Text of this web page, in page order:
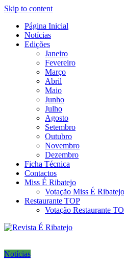
Skip to content
É Ribatejo –
Online
Revista Social Online
Página Inicial
Notícias
Edições
Janeiro
Fevereiro
Março
Abril
Maio
Junho
Julho
Agosto
Setembro
Outubro
Novembro
Dezembro
Ficha Técnica
Contactos
Miss É Ribatejo
Votação Miss É Ribatejo
Restaurante TOP
Votação Restaurante
Notícias